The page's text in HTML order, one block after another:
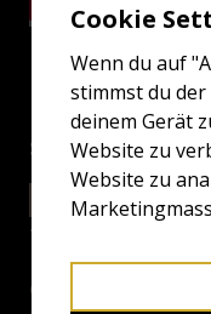
Screenings
22.4.25 20:30
Genre:
Cookie
Wenn du auf
stimmst du
deinem Gerät
Website zu
Website zu